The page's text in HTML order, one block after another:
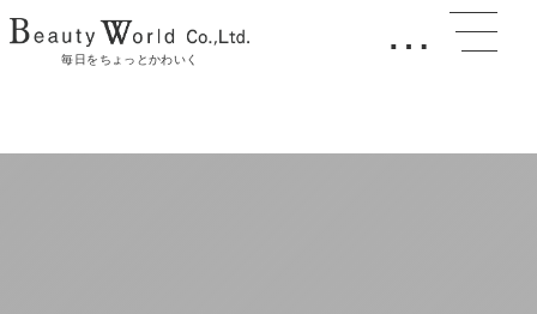
毎日をちょっとかわいく …